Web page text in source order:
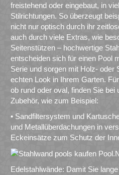
freistehend oder eingebaut, in
Stilrichtungen. So überzeugt
nicht nur optisch durch ihr
auch durch viele Extras, wie
Seitenstützen – hochwertige
entscheiden sich für einen Pool
Serie und sorgen mit Holz- oder
echten Look in Ihrem Garten.
ob rund oder oval, finden Sie
Zubehör, wie zum Beispiel:
• Sandfiltersystem und
und Metallüberdachungen in
Eckeinsätze zum Schutz der
Edelstahlwände: Damit Sie